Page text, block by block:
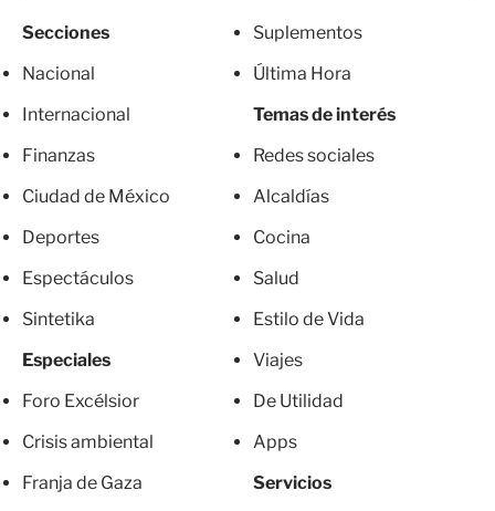
Secciones
Nacional
Internacional
Finanzas
Ciudad de México
Deportes
Espectáculos
Sintetika
Especiales
Foro Excélsior
Crisis ambiental
Franja de Gaza
Suplementos
Última Hora
Temas de interés
Redes sociales
Alcaldías
Cocina
Salud
Estilo de Vida
Viajes
De Utilidad
Apps
Servicios